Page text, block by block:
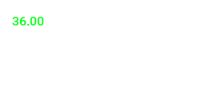
36.00